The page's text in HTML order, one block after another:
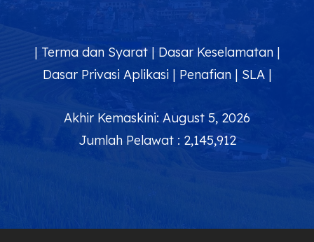
| Terma dan Syarat| Dasar Keselamatan|
Dasar Privasi Aplikasi| Penafian| SLA|
Akhir Kemaskini: August 5, 2026
Jumlah Pelawat : 2,145,912